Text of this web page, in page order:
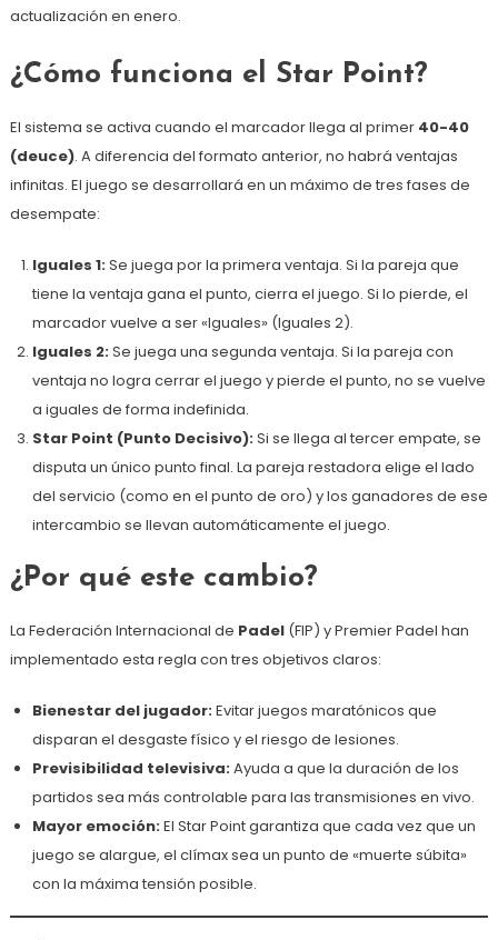
actualización en enero.
¿Cómo funciona el Star Point?
El sistema se activa cuando el marcador llega al primer 40-40
(deuce). A diferencia del formato anterior, no habrá ventajas
infinitas. El juego se desarrollará en un máximo de tres fases de
desempate:
Iguales 1:Se juega por la primera ventaja. Si la pareja que
tiene la ventaja gana el punto, cierra el juego. Si lo pierde, el
marcador vuelve a ser «Iguales» (Iguales 2).
Iguales 2:Se juega una segunda ventaja. Si la pareja con
ventaja no logra cerrar el juego y pierde el punto, no se vuelve
a iguales de forma indefinida.
Star Point (Punto Decisivo):Si se llega al tercer empate, se
disputa un único punto final. La pareja restadora elige el lado
del servicio (como en el punto de oro) y los ganadores de ese
intercambio se llevan automáticamente el juego.
¿Por qué este cambio?
La Federación Internacional de Padel(FIP) y Premier Padel han
implementado esta regla con tres objetivos claros:
Bienestar del jugador:Evitar juegos maratónicos que
disparan el desgaste físico y el riesgo de lesiones.
Previsibilidad televisiva:Ayuda a que la duración de los
partidos sea más controlable para las transmisiones en vivo.
Mayor emoción:El Star Point garantiza que cada vez que un
juego se alargue, el clímax sea un punto de «muerte súbita»
con la máxima tensión posible.